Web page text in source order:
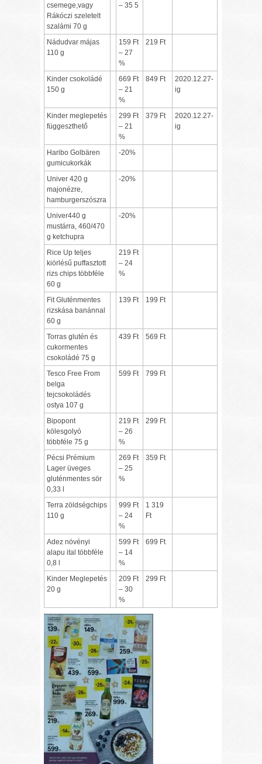
csemege,vagy
Rákóczi szeletelt
szalámi 70 g
– 35 5
Nádudvar májas
110 g
159 Ft
– 27
%
219 Ft
Kinder csokoládé
150 g
669 Ft
– 21
%
849 Ft
2020.12.27-
ig
Kinder meglepetés
függeszthető
299 Ft
– 21
%
379 Ft
2020.12.27-
ig
Haribo Golbären
gumicukorkák
-20%
Univer 420 g
majonézre,
hamburgerszószra
-20%
Univer440 g
mustárra, 460/470
g ketchupra
-20%
Rice Up teljes
kiörlésű puffasztott
rizs chips többféle
60 g
219 Ft
– 24
%
Fit Gluténmentes
rizskása banánnal
60 g
139 Ft 199 Ft
Torras glutén és
cukormentes
csokoládé 75 g
439 Ft 569 Ft
Tesco Free From
belga
tejcsokoládés
ostya 107 g
599 Ft 799 Ft
Bipopont
kölesgolyó
többféle 75 g
219 Ft
– 26
%
299 Ft
Pécsi Prémium
Lager üveges
gluténmentes sör
0,33 l
269 Ft
– 25
%
359 Ft
Terra zöldségchips
110 g
999 Ft
– 24
%
1 319
Ft
Adez növényi
alapu ital többféle
0,8 l
599 Ft
– 14
%
699 Ft
Kinder Meglepetés
20 g
209 Ft
– 30
%
299 Ft